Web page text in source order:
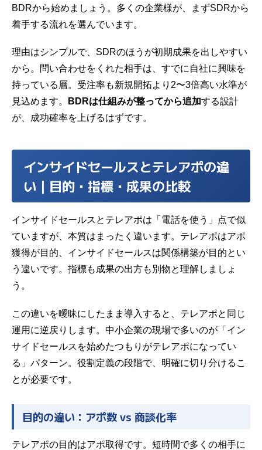
BDRから始めましょう。多くの企業様が、まずSDRから
着手する流れを選んでいます。
理由はシンプルで、SDRのほうが初期成果を出しやすい
から。問い合わせをくれた相手は、すでに自社に興味を
持っている層。受注率も新規開拓より2〜3倍高い水準が
見込めます。
BDRは仕組みが整ってから追加する設計
が、成功確率を上げるはずです。
インサイドセールスとテレアポの違
い｜目的・指標・成果の比較
インサイドセールスとテレアポは「電話を使う」点で似
ていますが、本質はまったく違います。テレアポはアポ
獲得が目的、インサイドセールスは関係構築が目的とい
う違いです。指標も成果の出方も別物と理解しましょ
う。
この違いを曖昧にしたまま導入すると、テレアポと同じ
運用に逆戻りします。中小企業の現場で多いのが「イン
サイドセールスを始めたつもりがテレアポになってい
る」パターン。役割定義の段階で、明確に切り分けるこ
とが必要です。
目的の違い：アポ数 vs 商談化率
テレアポの目的はアポ取得です。短時間で多くの相手に